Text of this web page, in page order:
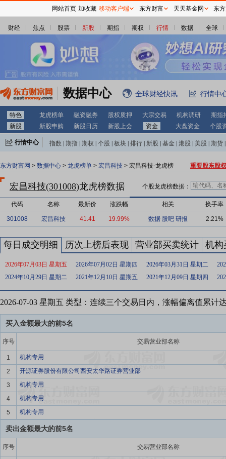
财经 焦点 股票 新股 期指 期权 行情 数据 全球
数据中心 全球财经快讯 行情中
特色 龙虎榜单 融资融券 股权质押 大宗交易 机构调研
期指
新股
新股申购 新股日历 新股上会 资金 大盘资金 个股
行情中心 指数 期指 期权 个股 板块 排行 新股 基金 港股 美股 期货
东方财富网 > 数据中心 > 龙虎榜单 > 宏昌科技 > 宏昌科技-龙虎榜 重要股东股
宏昌科技(301008)龙虎榜数据 个股龙虎榜数据：
代码 名称 最新价 涨跌幅 相关 换手率
301008 宏昌科技 41.41 19.99% 数据 股吧 研报 2.21%
每日成交明细 历次上榜后表现 营业部买卖统计 机构
2026年07月03日 星期五 2026年07月02日 星期四 2026年03月31日 星期二
2024年10月29日 星期二
2021年12月10日 星期五 2021年12月09日 星期四
2026-07-03 星期五 类型：连续三个交易日内，涨幅偏离值累计
买入金额最大的前5名
序号 交易营业部名称
1
机构专用
2
开源证券股份有限公司西安太华路证券营业部
3
机构专用
4
机构专用
5
机构专用
卖出金额最大的前5名
序号 交易营业部名称
网站首页 加收藏 移动客户端 东方财富 天天基金网 东